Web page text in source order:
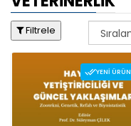
Filtrele
YENI ÜRÜN